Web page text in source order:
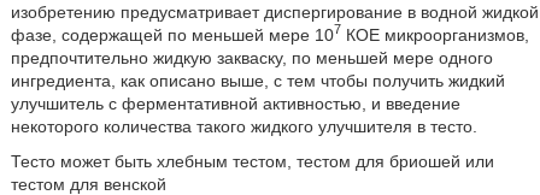
изобретению предусматривает диспергирование в водной жидкой
фазе, содержащей по меньшей мере 107 КОЕ микроорганизмов,
предпочтительно жидкую закваску, по меньшей мере одного
ингредиента, как описано выше, с тем чтобы получить жидкий
улучшитель с ферментативной активностью, и введение
некоторого количества такого жидкого улучшителя в тесто.
Тесто может быть хлебным тестом, тестом для бриошей или
тестом для венской